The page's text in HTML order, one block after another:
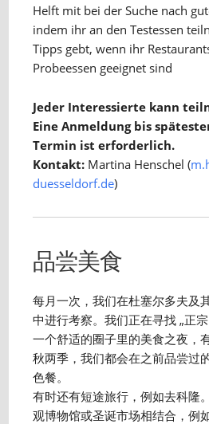
Helft mit bei der Suche nach
indem ihr an den Testessen
Tipps gebt, wenn ihr
Probeessen geeignet sind
Jeder Interessierte kann
Eine Anmeldung bis
Termin ist erforderlich.
Kontakt: Martina Henschel (
duesseldorf.de)
品尝美食
每月一次，我们在杜塞尔多夫及
中进行考察。我们正在寻找 „正
一个舒适的圈子里的美食之夜，
秋两季，我们都会在之前品尝过
色餐。
有时还有短途旅行，例如去科隆
观博物馆或圣诞市场相结合，例